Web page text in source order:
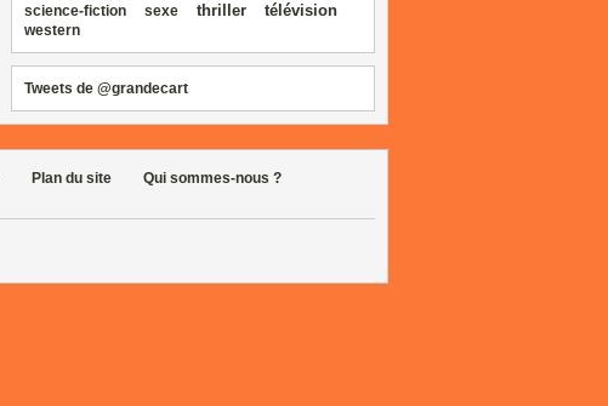
science‑fiction sexe thriller télévision
western
Tweets de @grandecart
Plan du site Qui sommes-nous ?